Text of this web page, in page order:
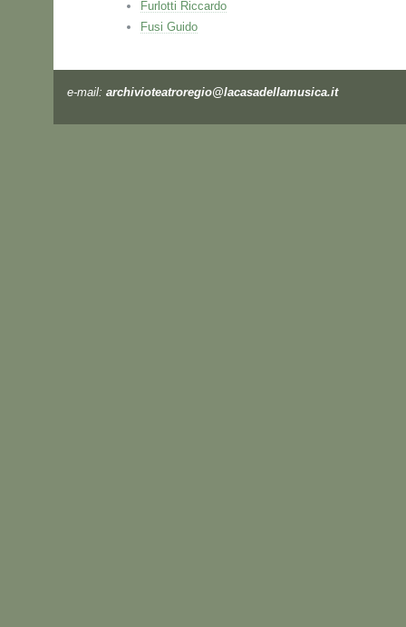
Furlotti Riccardo
Fusi Guido
e-mail: archivioteatroregio@lacasadellamusica.it